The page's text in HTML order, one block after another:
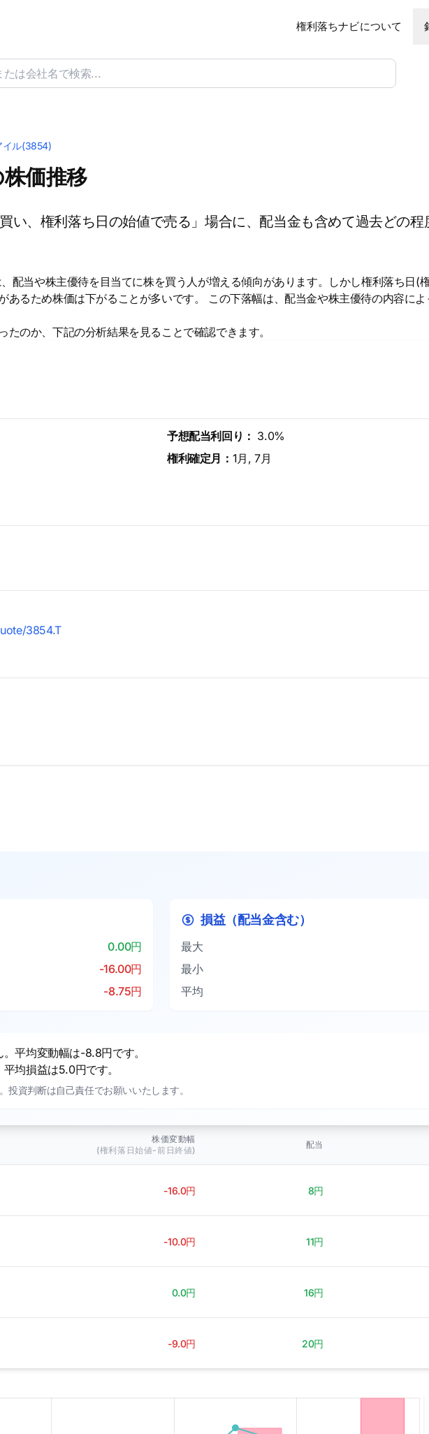
権利落ちナビについて
イル(3854)
価推移
い、権利落ち日の始値で売る」場合に、配当金も含めて過去どの
当や株主優待を目当てに株を買う人が増える傾向があります。しかし権利落ち日(
るため株価は下がることが多いです。 この下落幅は、配当金や株主優待の内容に
のか、下記の分析結果を見ることで確認できます。
予想配当利回り： 3.0%
権利確定月： 1月, 7月
3854.T
0.00円
-16.00円
-8.75円
損益（配当金含む）
最大
最小
平均
平均変動幅は-8.8円です。
均損益は5.0円です。
資判断は自己責任でお願いいたします。
株価変動幅
(権利落日始値-前日終値)
配当
-16.0円 8円
-10.0円 11円
0.0円 16円
-9.0円 20円